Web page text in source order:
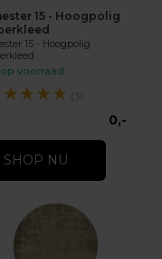
15 - Hoogpolig
15 - Hoogpolig
voorraad
★★★★ (3)
0,-
SHOP NU